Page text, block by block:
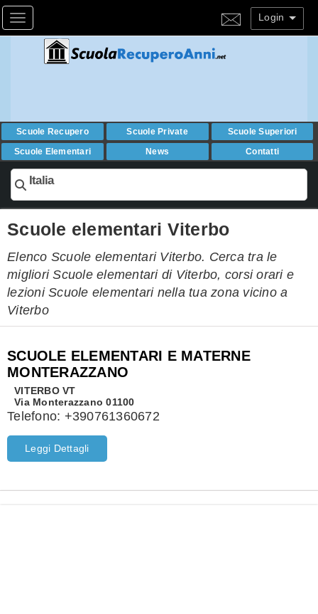
Toggle navigation Login
Scuole Recupero Scuole Private
Scuole Superiori
Scuole Elementari
News Contatti
Italia
Scuole elementari Viterbo
Elenco Scuole elementari Viterbo. Cerca tra le
migliori Scuole elementari di Viterbo, corsi orari e
lezioni Scuole elementari nella tua zona vicino a
Viterbo
SCUOLE ELEMENTARI E MATERNE
MONTERAZZANO
VITERBO VT
Via Monterazzano 01100
Telefono: +390761360672
Leggi Dettagli